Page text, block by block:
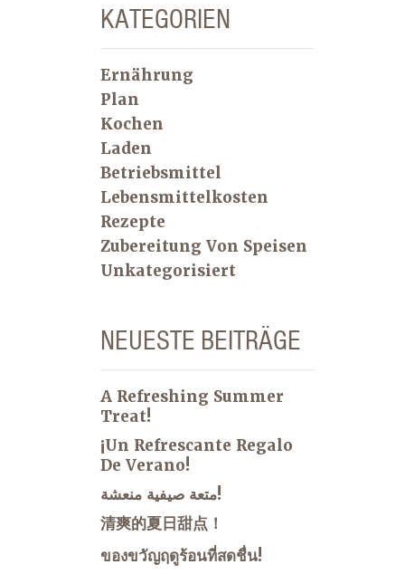
KATEGORIEN
Ernährung
Plan
Kochen
Laden
Betriebsmittel
Lebensmittelkosten
Rezepte
Zubereitung Von Speisen
Unkategorisiert
NEUESTE BEITRÄGE
A Refreshing Summer
Treat!
¡Un Refrescante Regalo
De Verano!
متعة صيفية منعشة!
清爽的夏日甜点！
ของขวัญฤดูร้อนที่สดชื่น!